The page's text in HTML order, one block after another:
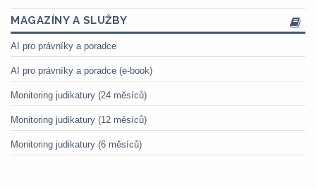
MAGAZÍNY A SLUŽBY
AI pro právníky a poradce
AI pro právníky a poradce (e-book)
Monitoring judikatury (24 měsíců)
Monitoring judikatury (12 měsíců)
Monitoring judikatury (6 měsíců)